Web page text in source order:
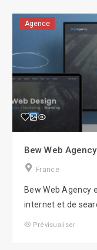
Agence
Bew Web Agency
France
Bew Web Agency
internet et de
Prévisualiser